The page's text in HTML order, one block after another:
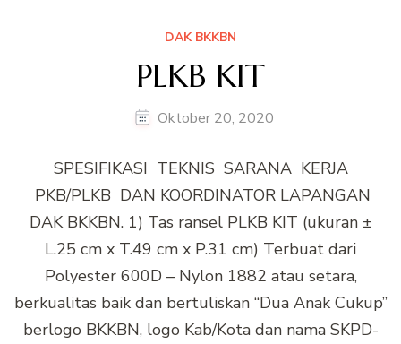
DAK BKKBN
PLKB KIT
Oktober 20, 2020
SPESIFIKASI TEKNIS SARANA KERJA
PKB/PLKB DAN KOORDINATOR LAPANGAN
DAK BKKBN. 1) Tas ransel PLKB KIT (ukuran ±
L.25 cm x T.49 cm x P.31 cm) Terbuat dari
Polyester 600D – Nylon 1882 atau setara,
berkualitas baik dan bertuliskan “Dua Anak Cukup”
berlogo BKKBN, logo Kab/Kota dan nama SKPD-